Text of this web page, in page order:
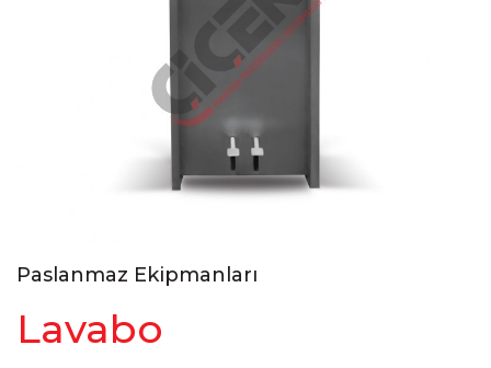
Paslanmaz Ekipmanları
Lavabo